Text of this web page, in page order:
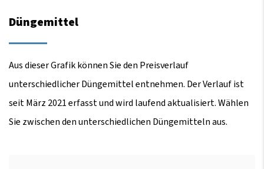
Düngemittel
Aus dieser Grafik können Sie den Preisverlauf
unterschiedlicher Düngemittel entnehmen. Der Verlauf ist
seit März 2021 erfasst und wird laufend aktualisiert. Wählen
Sie zwischen den unterschiedlichen Düngemitteln aus.